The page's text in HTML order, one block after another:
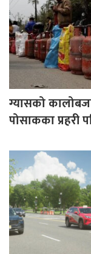
ग्यासको
पोसाकका प्रहरी